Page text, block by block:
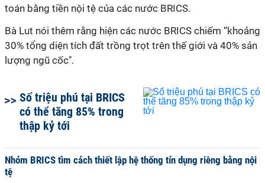
toán bằng tiền nội tệ của các nước BRICS.
Bà Lut nói thêm rằng hiện các nước BRICS chiếm “khoảng
30% tổng diện tích đất trồng trọt trên thế giới và 40% sản
lượng ngũ cốc".
Số triệu phú tại BRICS
có thể tăng 85% trong
thập kỷ tới
Nhóm BRICS tìm cách thiết lập hệ thống tín dụng riêng bằng nội
tệ